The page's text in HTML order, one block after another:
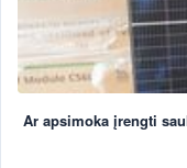
Ar apsimoka įrengti